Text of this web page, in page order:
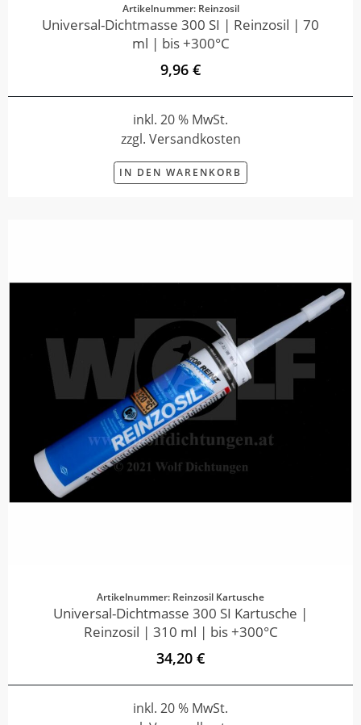
Artikelnummer: Reinzosil
Universal-Dichtmasse 300 SI | Reinzosil | 70
ml | bis +300°C
9,96 €
inkl. 20 % MwSt.
zzgl. Versandkosten
IN DEN WARENKORB
Artikelnummer: Reinzosil Kartusche
Universal-Dichtmasse 300 SI Kartusche |
Reinzosil | 310 ml | bis +300°C
34,20 €
inkl. 20 % MwSt.